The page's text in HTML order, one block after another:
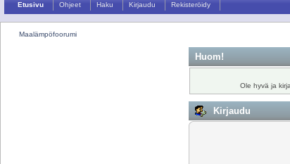
Etusivu Ohjeet Haku Kirjaudu Rekisteröidy
Maalämpöfoorumi
Huom!
Ole hyvä ja
Kirjaudu